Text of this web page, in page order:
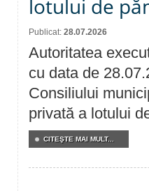
lotului de
Publicat: 28.07.2026
Autoritatea
cu data de
Consiliului
privată a lotului
CITEŞTE MAI MULT...